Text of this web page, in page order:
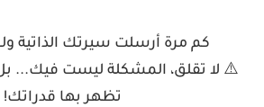
كم مرة أرسلت سيرتك الذاتية
⚠️ لا تقلق، المشكلة ليست فيك...
تظهر بها قدراتك!